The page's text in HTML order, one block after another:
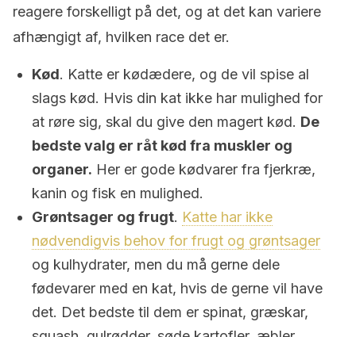
reagere forskelligt på det, og at det kan variere
afhængigt af, hvilken race det er.
Kød. Katte er kødædere, og de vil spise al
slags kød. Hvis din kat ikke har mulighed for
at røre sig, skal du give den magert kød. De
bedste valg er råt kød fra muskler og
organer. Her er gode kødvarer fra fjerkræ,
kanin og fisk en mulighed.
Grøntsager og frugt. Katte har ikke
nødvendigvis behov for frugt og grøntsager
og kulhydrater, men du må gerne dele
fødevarer med en kat, hvis de gerne vil have
det. Det bedste til dem er spinat, græskar,